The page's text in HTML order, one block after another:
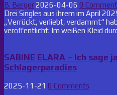
B. Berger2026-04-06 0
Drei Singles aus ihrem im April
„Verrückt, verliebt, verdammt“
veröffentlicht: Im weißen Kleid
SABINE ELARA – Ich sage
Schlagerparadies
2025-11-21 0 Comments